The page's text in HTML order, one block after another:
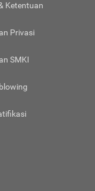
Ketentuan
Privasi
SMKI